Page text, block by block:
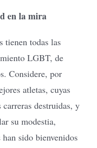
en la mira
tienen todas las
LGBT, de
Considere, por
atletas, cuyas
carreras destruidas, y
su modestia,
sido bienvenidos